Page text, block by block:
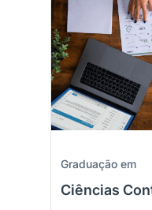
Graduação em
Ciências